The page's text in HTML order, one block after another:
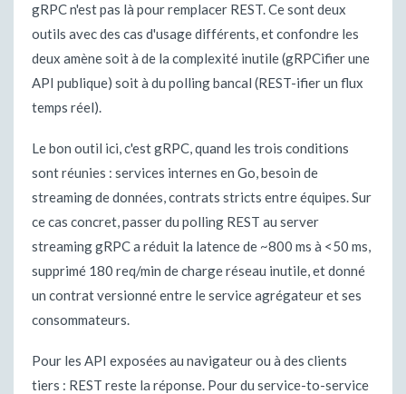
gRPC n'est pas là pour remplacer REST. Ce sont deux
outils avec des cas d'usage différents, et confondre les
deux amène soit à de la complexité inutile (gRPCifier une
API publique) soit à du polling bancal (REST-ifier un flux
temps réel).
Le bon outil ici, c'est gRPC, quand les trois conditions
sont réunies : services internes en Go, besoin de
streaming de données, contrats stricts entre équipes. Sur
ce cas concret, passer du polling REST au server
streaming gRPC a réduit la latence de ~800 ms à <50 ms,
supprimé 180 req/min de charge réseau inutile, et donné
un contrat versionné entre le service agrégateur et ses
consommateurs.
Pour les API exposées au navigateur ou à des clients
tiers : REST reste la réponse. Pour du service-to-service